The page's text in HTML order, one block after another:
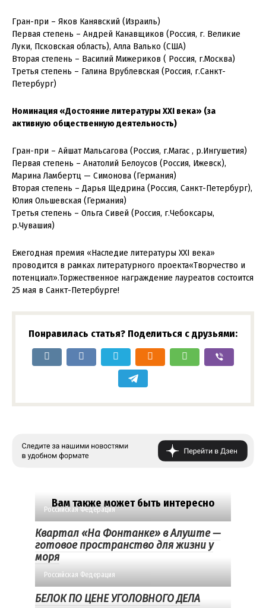
Гран-при – Яков Канявский (Израиль)
Первая степень – Андрей Канавщиков (Россия, г. Великие
Луки, Псковская область), Алла Валько (США)
Вторая степень – Василий Мижериков ( Россия, г.Москва)
Третья степень – Галина Врублевская (Россия, г.Санкт-
Петербург)
Номинация «Достояние литературы XXI века» (за
активную общественную деятельность)
Гран-при – Айшат Мальсагова (Россия, г.Магас , р.Ингушетия)
Первая степень – Анатолий Белоусов (Россия, Ижевск),
Марина Ламбертц — Симонова (Германия)
Вторая степень – Дарья Щедрина (Россия, Санкт-Петербург),
Юлия Ольшевская (Германия)
Третья степень – Ольга Сивей (Россия, г.Чебоксары,
р.Чувашия)
Ежегодная премия «Наследие литературы XXI века»
проводится в рамках литературного проекта«Творчество и
потенциал».Торжественное награждение лауреатов состоится
25 мая в Санкт-Петербурге!
Понравилась статья? Поделиться с друзьями:
Вам также может быть интересно
Российская Федерация
Квартал «На Фонтанке» в Алуште —
готовое пространство для жизни у
моря
Российская Федерация
БЕЛОК ПО ЦЕНЕ УГОЛОВНОГО ДЕЛА